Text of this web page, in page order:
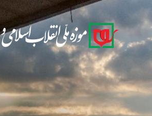
Skip to Main Content